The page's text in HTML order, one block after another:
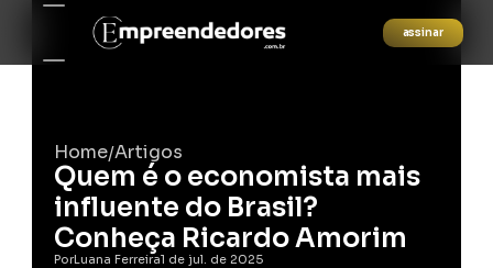
assinar
Home/Artigos
Quem é o economista mais
influente do Brasil?
Conheça Ricardo Amorim
PorLuana Ferreira1 de jul. de 2025